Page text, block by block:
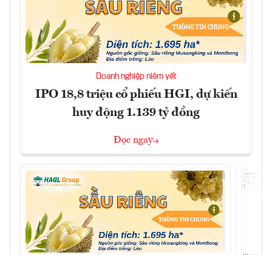
Doanh nghiệp niêm yết
IPO 18,8 triệu cổ phiếu HGI, dự kiến
huy động 1.139 tỷ đồng
Đọc ngay